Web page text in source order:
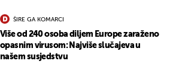
ŠIRE GA KOMARCI
Više od 240 osoba diljem Europe zaraženo
opasnim virusom: Najviše slučajeva u
našem susjedstvu
NOTIFIKACIJE